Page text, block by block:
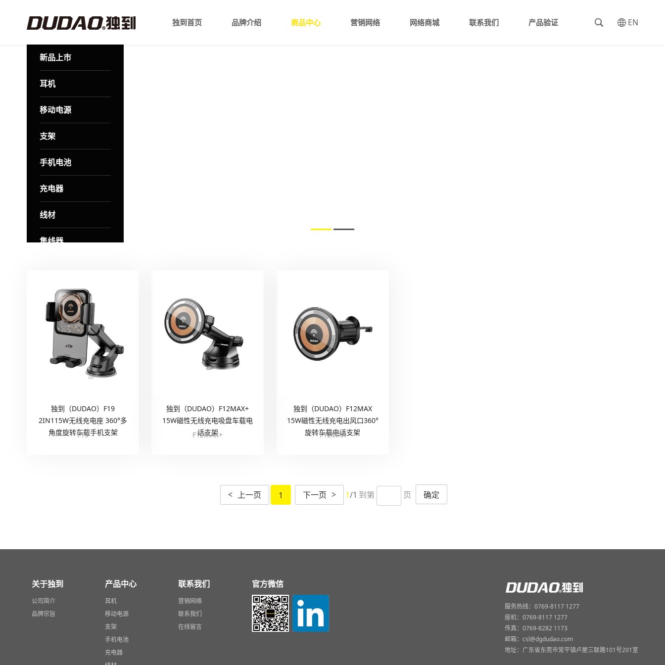
EN
独到首页 品牌介绍 商品中心 营销网络 网络商城 联系我们 产品验证
新品上市
耳机
移动电源
支架
手机电池
充电器
线材
集线器
独到（DUDAO）F19
2IN115W无线充电座 360°多
角度旋转车载手机支架
F19
独到（DUDAO）F12MAX+
15W磁性无线充电吸盘车载电
话支架
F12MAX+
独到（DUDAO）F12MAX
15W磁性无线充电出风口360°
旋转车载电话支架
F12MAX
< 上一页 1 下一页 > 1/1 到第 页 确定
关于独到
公司简介
品牌宗旨
产品中心
耳机
移动电源
支架
手机电池
充电器
联系我们
营销网络
联系我们
在线留言
官方微信
服务热线：0769-8117 1277
座机：0769-8117 1277
传真：0769-8282 1173
邮箱：csl@dgdudao.com
地址：广东省东莞市常平镇卢屋三联路101号201室